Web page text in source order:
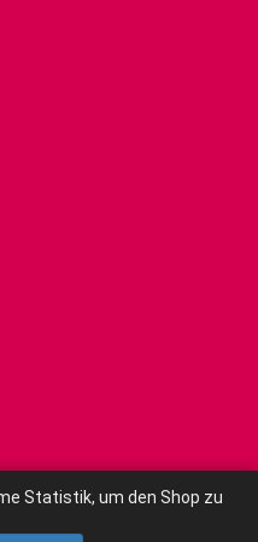
Statistik, um den Shop zu